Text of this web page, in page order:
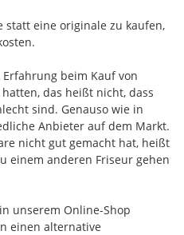
statt eine originale zu kaufen,
beim Kauf von
das heißt nicht, dass
sind. Genauso wie in
Anbieter auf dem Markt.
nicht gut gemacht hat, heißt
einem anderen Friseur gehen
unserem Online-Shop
einen alternative